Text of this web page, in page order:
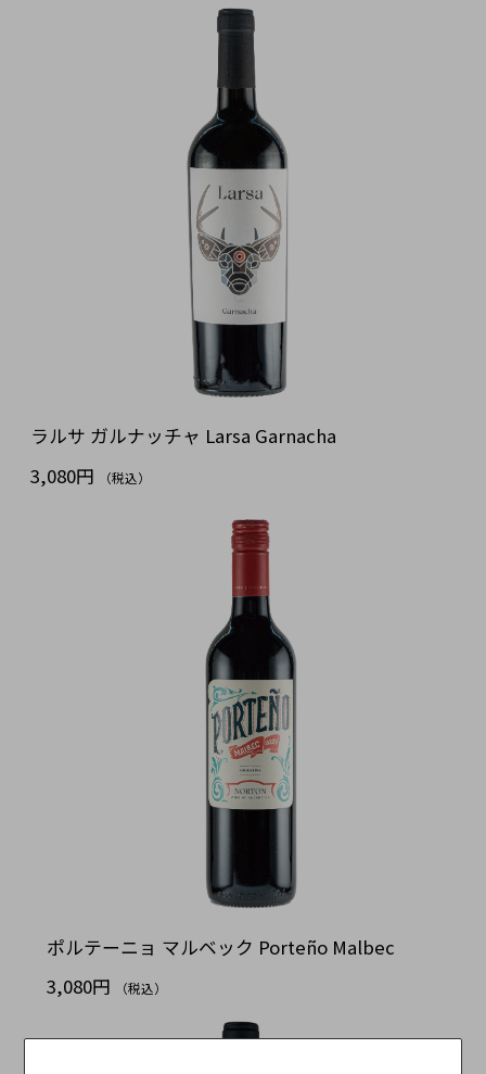
ラルサ ガルナッチャ Larsa Garnacha
3,080円
（税込）
ポルテーニョ マルベック Porteño Malbec
3,080円
（税込）